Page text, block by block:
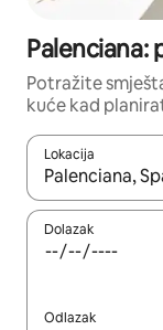
Palenciana:
Potražite
kuće kad
Lokacija
Kada budu
Dolazak
Odlazak